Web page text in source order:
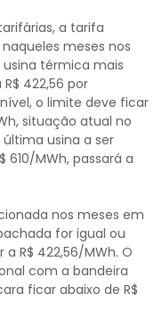
a tarifa
meses nos
térmica mais
422,56 por
o limite deve ficar
situação atual no
usina a ser
610/MWh, passará a
nos meses em
for igual ou
a R$ 422,56/MWh. O
com a bandeira
ficar abaixo de R$